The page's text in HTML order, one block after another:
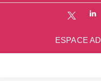
ESPACE AD